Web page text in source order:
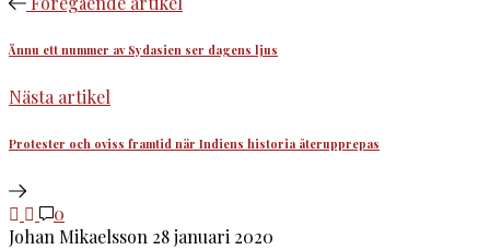
Ännu ett nummer av Sydasien ser dagens ljus
Nästa artikel
Protester och oviss framtid när Indiens historia återupprepas
0
Johan Mikaelsson 28 januari 2020